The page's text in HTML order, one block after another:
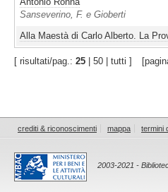
Sanseverino, F. e Gioberti
Alla Maestà di Carlo Alberto. La
[ risultati/pag.: 25 | 50 | tutti ]
crediti & riconoscimenti mappa termini
2003-2021 -